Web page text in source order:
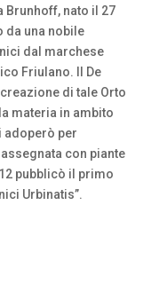
Brunhoff, nato il 27
da una nobile
dal marchese
Friulano. Il De
di tale Orto
materia in ambito
adoperò per
con piante
pubblicò il primo
Urbinatis”.